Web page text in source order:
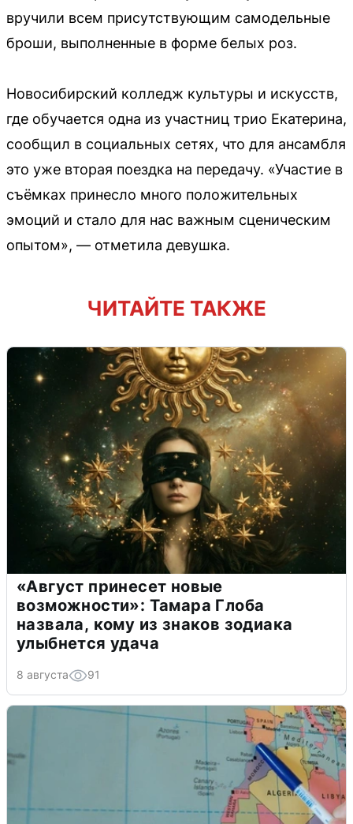
вручили всем присутствующим самодельные
броши, выполненные в форме белых роз.
Новосибирский колледж культуры и искусств,
где обучается одна из участниц трио Екатерина,
сообщил в социальных сетях, что для ансамбля
это уже вторая поездка на передачу. «Участие в
съёмках принесло много положительных
эмоций и стало для нас важным сценическим
опытом», — отметила девушка.
ЧИТАЙТЕ ТАКЖЕ
«Август принесет новые
возможности»: Тамара Глоба
назвала, кому из знаков зодиака
улыбнется удача
8 августа 91